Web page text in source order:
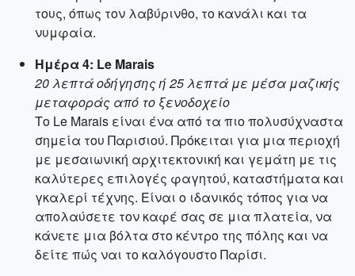
τους, όπως τον λαβύρινθο, το κανάλι και τα
νυμφαία.
Ημέρα 4: Le Marais
20 λεπτά οδήγησης ή 25 λεπτά με μέσα μαζικής
μεταφοράς από το ξενοδοχείο
Το Le Marais είναι ένα από τα πιο πολυσύχναστα
σημεία του Παρισιού. Πρόκειται για μια περιοχή
με μεσαιωνική αρχιτεκτονική και γεμάτη με τις
καλύτερες επιλογές φαγητού, καταστήματα και
γκαλερί τέχνης. Είναι ο ιδανικός τόπος για να
απολαύσετε τον καφέ σας σε μια πλατεία, να
κάνετε μια βόλτα στο κέντρο της πόλης και να
δείτε πώς ναι το καλόγουστο Παρίσι.